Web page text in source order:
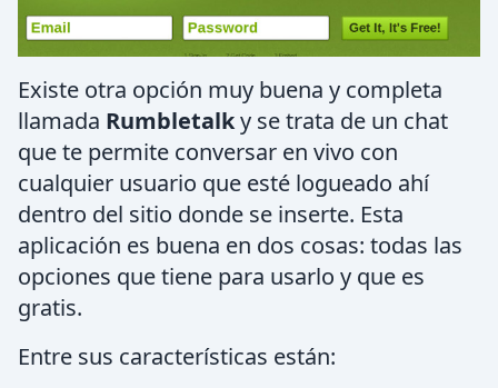
Existe otra opción muy buena y completa
llamada Rumbletalky se trata de un chat
que te permite conversar en vivo con
cualquier usuario que esté logueado ahí
dentro del sitio donde se inserte. Esta
aplicación es buena en dos cosas: todas las
opciones que tiene para usarlo y que es
gratis.
Entre sus características están: